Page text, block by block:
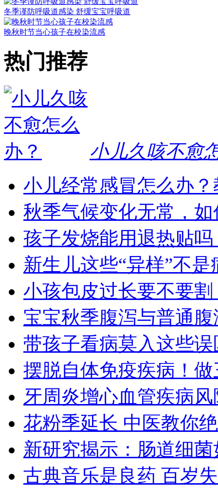
冬季谨防呼吸道感染 舒缓宝宝呼吸道
晚秋时节当心孩子在校染流感
热门推荐
小儿久咳不愈
小儿经常感冒怎么办
秋季气候变化无常，
孩子发烧能用退热贴
新生儿这些“异样”不是
小孩包皮过长要不要割
宝宝秋季腹泻与普通
带孩子看病莫入这些误
摆脱自体免疫疾病！
牙周炎增心血管疾病
花粉季延长 中医教你
新研究揭示：肠道细
古典音乐是良药 百岁